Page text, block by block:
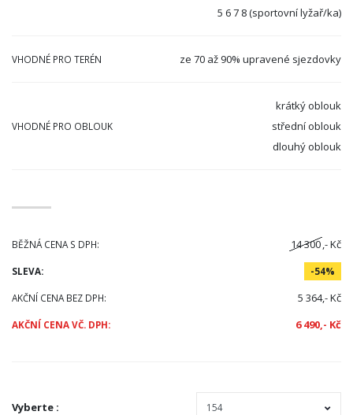
5 6 7 8 (sportovní lyžař/ka)
VHODNÉ PRO TERÉN ze 70 až 90% upravené sjezdovky
VHODNÉ PRO OBLOUK
krátký oblouk
střední oblouk
dlouhý oblouk
BĚŽNÁ CENA S DPH: 14 300,- Kč
SLEVA: -54%
AKČNÍ CENA BEZ DPH: 5 364,- Kč
AKČNÍ CENA VČ. DPH: 6 490,- Kč
Vyberte :